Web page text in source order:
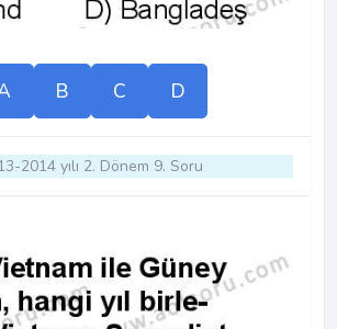
B C D
2014 yılı 2. Dönem 9. Soru